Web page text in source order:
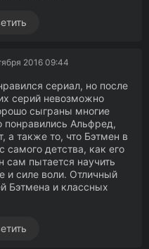
2016 09:44
сериал, но после
серий невозможно
сыграны многие
понравились Альфред,
а также то, что Бэтмен в
детства, как его
сам пытается научить
и силе воли. Отличный
Бэтмена и классных